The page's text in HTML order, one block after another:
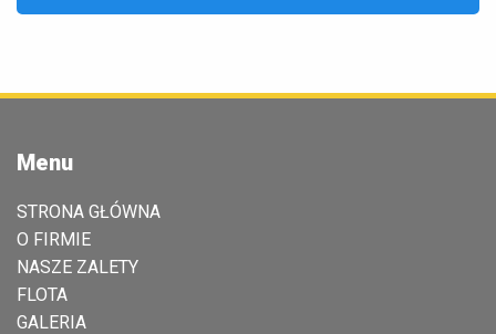
Menu
STRONA GŁÓWNA
O FIRMIE
NASZE ZALETY
FLOTA
GALERIA